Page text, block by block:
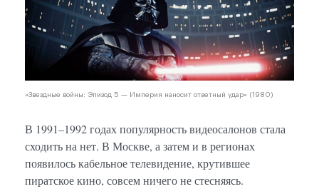
«Звездные войны: Эпизод 5 — Империя наносит ответный удар» (1980)
В 1991–1992 годах популярность видеосалонов стала
сходить на нет. В Москве, а затем и в регионах
появилось кабельное телевидение, крутившее
пиратское кино, совсем ничего не стесняясь.